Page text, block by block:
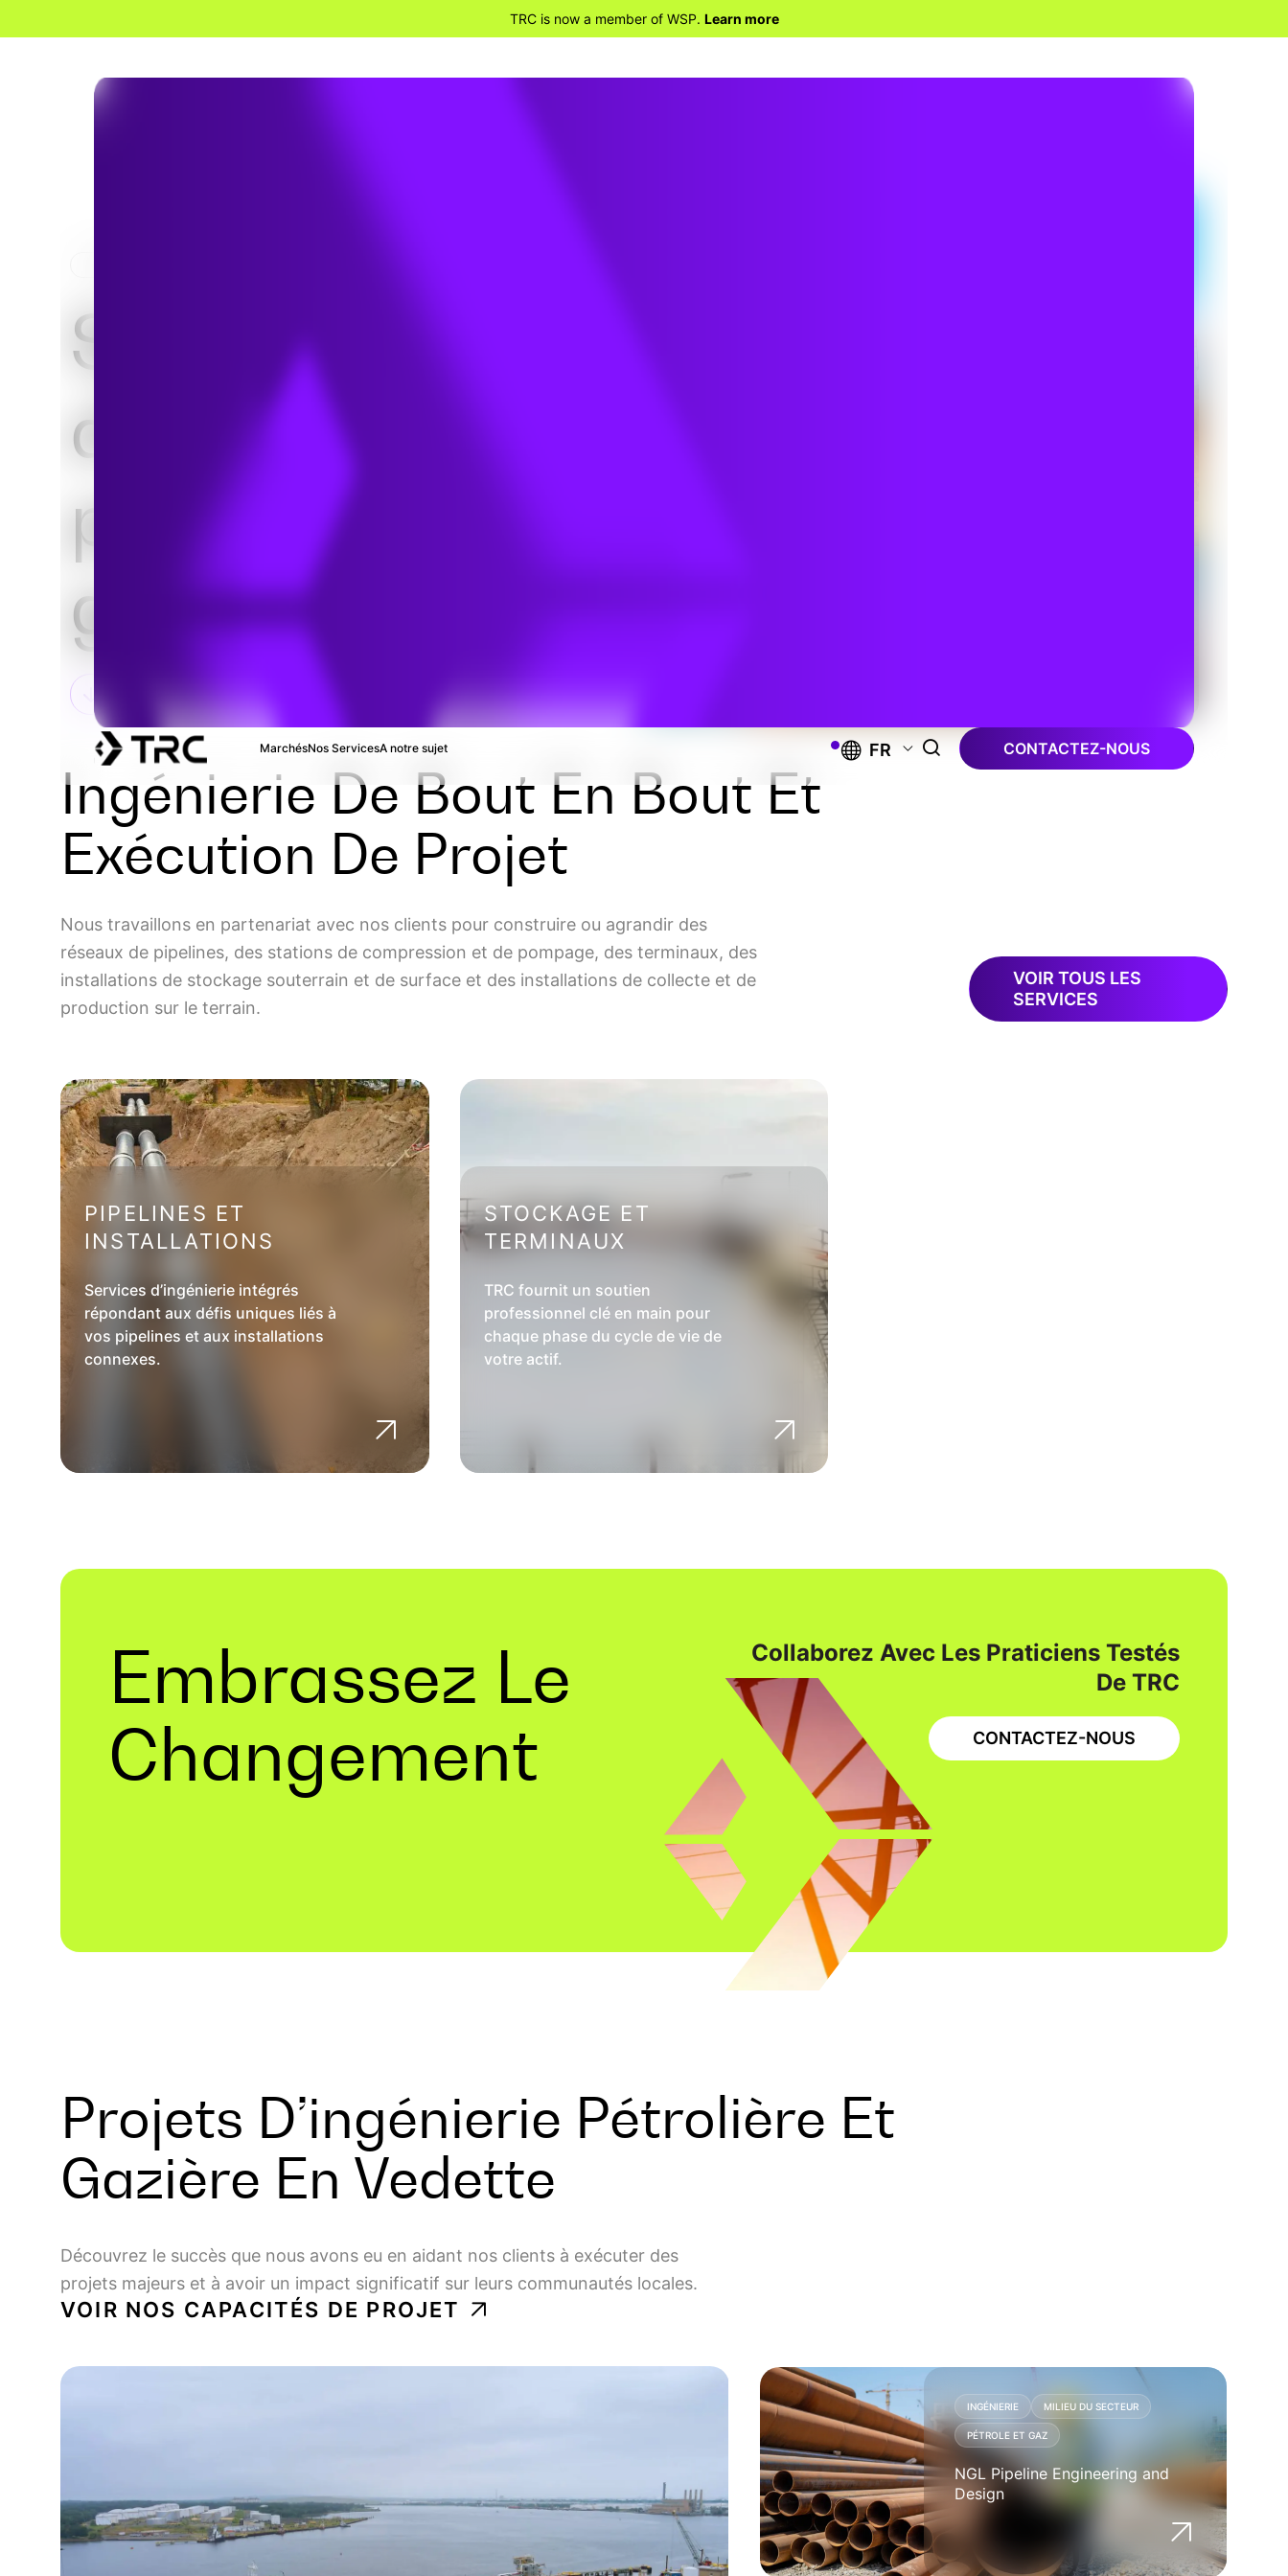
TRC is now a member of WSP. Learn more
MarchésNos ServicesA notre sujet FR CONTACTEZ-NOUS
Services
d’ingénierie
pétrolière et
gazière
Ingénierie De Bout En Bout Et
Exécution De Projet
Nous travaillons en partenariat avec nos clients pour construire ou agrandir des
réseaux de pipelines, des stations de compression et de pompage, des terminaux, des
installations de stockage souterrain et de surface et des installations de collecte et de
production sur le terrain.
VOIR TOUS LES
SERVICES
PIPELINES ET
INSTALLATIONS
Services d’ingénierie intégrés
répondant aux défis uniques liés à
vos pipelines et aux installations
connexes.
STOCKAGE ET
TERMINAUX
TRC fournit un soutien
professionnel clé en main pour
chaque phase du cycle de vie de
votre actif.
Embrassez Le
Changement
Collaborez Avec Les Praticiens Testés
De TRC
CONTACTEZ-NOUS
Projets D’ingénierie Pétrolière Et
Gazière En Vedette
Découvrez le succès que nous avons eu en aidant nos clients à exécuter des
projets majeurs et à avoir un impact significatif sur leurs communautés locales.
VOIR NOS CAPACITÉS DE PROJET
SERVICES PUBLICS DE GAZ PÉTROLE ET GAZ
INGÉNIERIE MILIEU DU SECTEUR
PÉTROLE ET GAZ
NGL Pipeline Engineering and
Design